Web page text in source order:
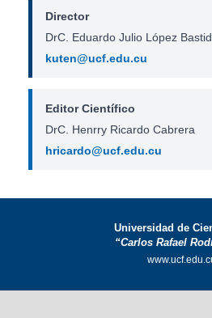
Director
DrC. Eduardo Julio López
kuten@ucf.edu.cu
Editor Científico
DrC. Henrry Ricardo Cabrera
hricardo@ucf.edu.cu
Universidad de
“Carlos Rafael